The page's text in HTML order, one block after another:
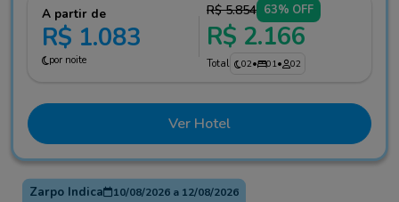
A partir de
R$ 1.083
por noite
R$ 5.854 63% OFF
R$ 2.166
Total 02• 01• 02
Ver Hotel
Zarpo Indica 10/08/2026a 12/08/2026